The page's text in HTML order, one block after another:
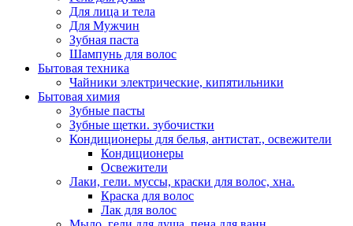
Для лица и тела
Для Мужчин
Зубная паста
Шампунь для волос
Бытовая техника
Чайники электрические, кипятильники
Бытовая химия
Зубные пасты
Зубные щетки. зубочистки
Кондиционеры для белья, антистат., освежители
Кондиционеры
Освежители
Лаки, гели. муссы, краски для волос, хна.
Краска для волос
Лак для волос